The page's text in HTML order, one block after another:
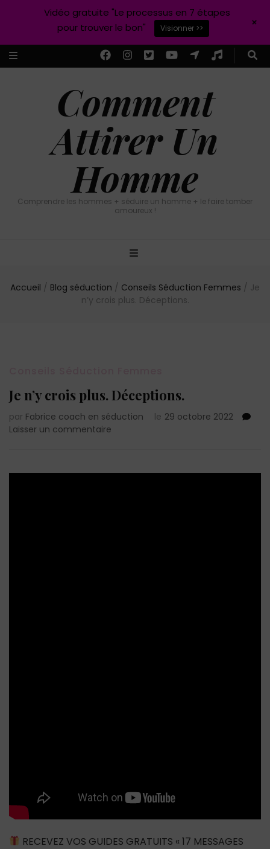
Comment
Attirer Un
Homme
Comprendre les hommes + séduire un homme + le faire tomber
amoureux !
Accueil / Blog séduction / Conseils Séduction Femmes / Je
n’y crois plus. Déceptions.
Je n’y crois plus. Déceptions.
par Fabrice coach en séduction le 29 octobre 2022
Laisser un commentaire
RECEVEZ VOS GUIDES GRATUITS « 17 MESSAGES
Vidéo gratuite "Le processus en 7 étapes
pour trouver le bon"
Visionner >> +